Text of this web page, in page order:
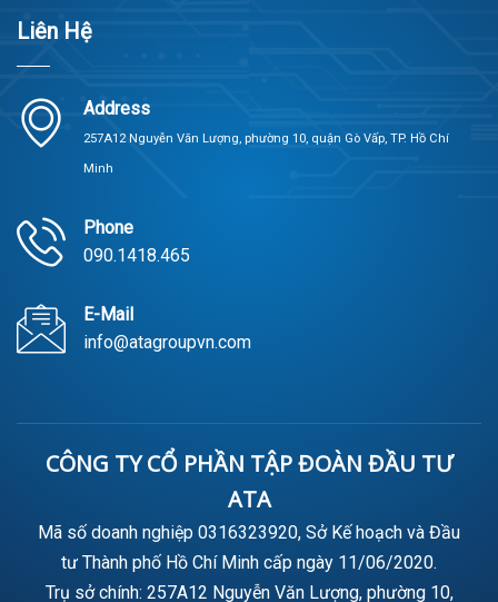
Liên Hệ
Address
257A12 Nguyễn Văn Lượng, phường 10, quận Gò Vấp, TP. Hồ Chí
Minh
Phone
090.1418.465
E-Mail
info@atagroupvn.com
CÔNG TY CỔ PHẦN TẬP ĐOÀN ĐẦU TƯ
ATA
Mã số doanh nghiệp 0316323920, Sở Kế hoạch và Đầu
tư Thành phố Hồ Chí Minh cấp ngày 11/06/2020.
Trụ sở chính: 257A12 Nguyễn Văn Lượng, phường 10,